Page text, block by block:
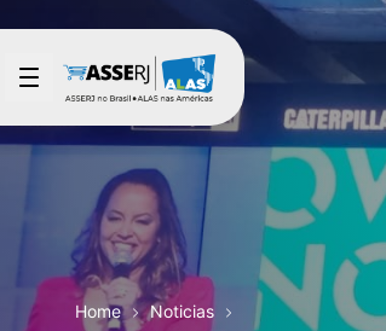
Saltar al contenido principal
Home Noticias